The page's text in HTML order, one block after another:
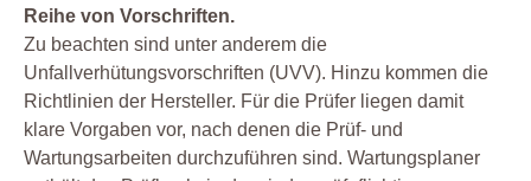
Reihe von Vorschriften.
Zu beachten sind unter anderem die
Unfallverhütungsvorschriften (UVV). Hinzu kommen die
Richtlinien der Hersteller. Für die Prüfer liegen damit
klare Vorgaben vor, nach denen die Prüf- und
Wartungsarbeiten durchzuführen sind. Wartungsplaner